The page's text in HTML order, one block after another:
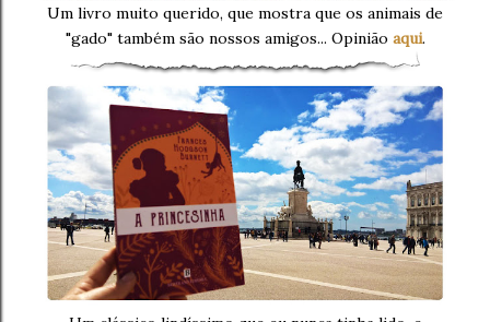
Um livro muito querido, que mostra que os animais de
"gado" também são nossos amigos... Opinião aqui.